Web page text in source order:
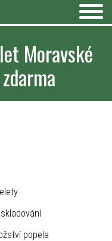
Moravské
popela